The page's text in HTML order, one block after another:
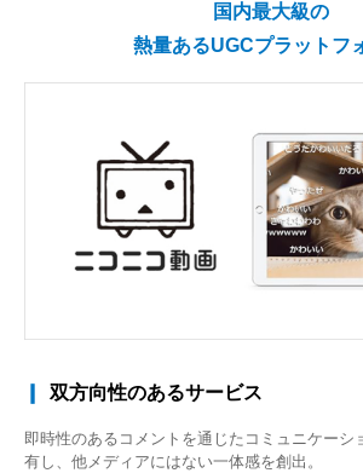
国内最大級の
熱量あるUGCプラットフ
双方向性のあるサービス
即時性のあるコメントを通じたコミュニケーシ
有し、他メディアにはない一体感を創出。
ニコニコ総合TOPページ
ニコニコ総合TOPページへのバ
ナー掲載。
ニコニコ
広告
動画本編前
画の自動再
ニコニコ動画へのバナー
設置
ニコニ
広告設置